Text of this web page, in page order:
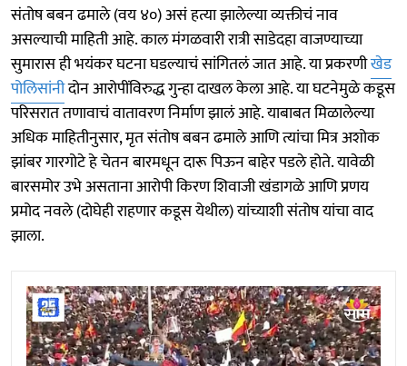
संतोष बबन ढमाले (वय ४०) असं हत्या झालेल्या व्यक्तीचं नाव
असल्याची माहिती आहे. काल मंगळवारी रात्री साडेदहा वाजण्याच्या
सुमारास ही भयंकर घटना घडल्याचं सांगितलं जात आहे. या प्रकरणीखेड
पोलिसांनीदोन आरोपींविरुद्ध गुन्हा दाखल केला आहे. या घटनेमुळे कडूस
परिसरात तणावाचं वातावरण निर्माण झालं आहे. याबाबत मिळालेल्या
अधिक माहितीनुसार, मृत संतोष बबन ढमाले आणि त्यांचा मित्र अशोक
झांबर गारगोटे हे चेतन बारमधून दारू पिऊन बाहेर पडले होते. यावेळी
बारसमोर उभे असताना आरोपी किरण शिवाजी खंडागळे आणि प्रणय
प्रमोद नवले (दोघेही राहणार कडूस येथील) यांच्याशी संतोष यांचा वाद
झाला.